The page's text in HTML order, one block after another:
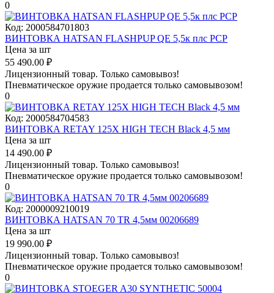
0
Код: 2000584701803
ВИНТОВКА HATSAN FLASHPUP QE 5,5к плс РСР
Цена за шт
55 490.00 ₽
Лицензионный товар. Только самовывоз!
Пневматическое оружие продается только самовывозом!
0
Код: 2000584704583
ВИНТОВКА RETAY 125X HIGH TECH Black 4,5 мм
Цена за шт
14 490.00 ₽
Лицензионный товар. Только самовывоз!
Пневматическое оружие продается только самовывозом!
0
Код: 2000009210019
ВИНТОВКА HATSAN 70 TR 4,5мм 00206689
Цена за шт
19 990.00 ₽
Лицензионный товар. Только самовывоз!
Пневматическое оружие продается только самовывозом!
0